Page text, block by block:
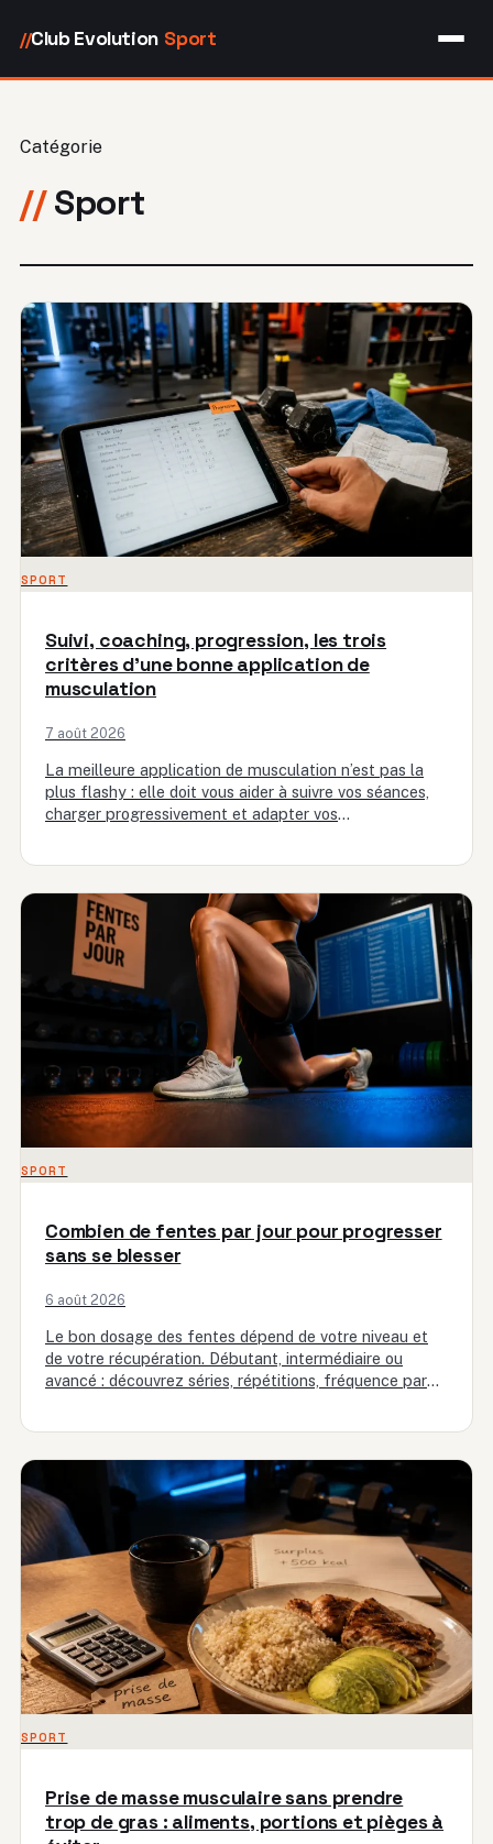
//Club Evolution Sport
Catégorie
Sport
SPORT
Suivi, coaching, progression, les trois
critères d’une bonne application de
musculation
7 août 2026
La meilleure application de musculation n’est pas la
plus flashy : elle doit vous aider à suivre vos séances,
charger progressivement et adapter vos
SPORT
Combien de fentes par jour pour progresser
sans se blesser
6 août 2026
Le bon dosage des fentes dépend de votre niveau et
de votre récupération. Débutant, intermédiaire ou
avancé : découvrez séries, répétitions, fréquence par
SPORT
Prise de masse musculaire sans prendre
trop de gras : aliments, portions et pièges à